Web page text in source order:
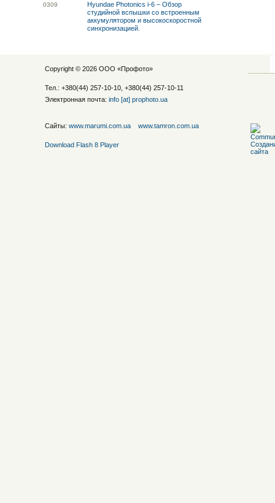
0309
Hyundae Photonics i-6 – Обзор
студийной вспышки со встроенным
аккумулятором и высокоскоростной
синхронизацией.
Copyright © 2026 ООО «Профото»
Тел.: +380(44) 257-10-10, +380(44) 257-10-11
Электронная почта: info [at] prophoto.ua
Сайты: www.marumi.com.ua www.tamron.com.ua
Download Flash 8 Player